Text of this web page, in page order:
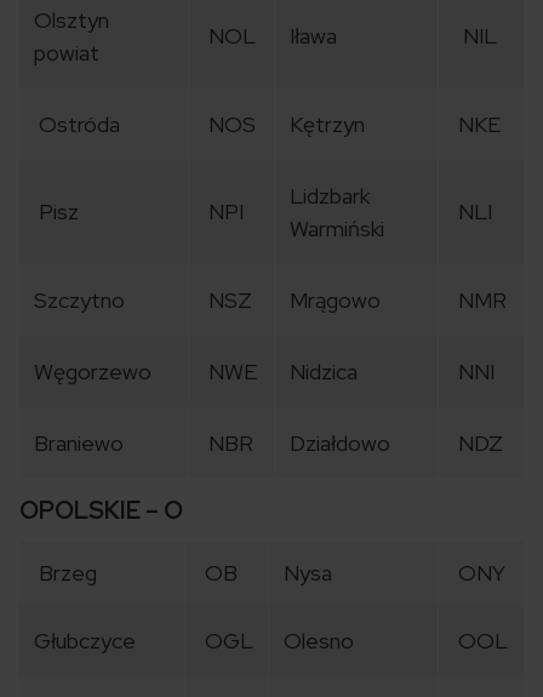
Olsztyn
powiat
NOL Iława NIL
Ostróda NOS Kętrzyn NKE
Pisz NPI
Lidzbark
Warmiński
NLI
Szczytno NSZ Mrągowo NMR
Węgorzewo NWE Nidzica NNI
Braniewo NBR Działdowo NDZ
OPOLSKIE – O
Brzeg OB Nysa ONY
Głubczyce OGL Olesno OOL